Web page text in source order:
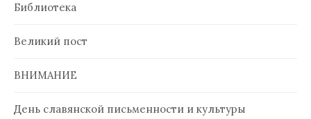
Библиотека
Великий пост
ВНИМАНИЕ
День славянской письменности и культуры